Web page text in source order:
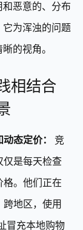
恶意的、分布
为浑浊的问题
的视角。
相结合
态定价： 竞
仅是每天检查
格。他们正在
跨地区，使用
冒充本地购物